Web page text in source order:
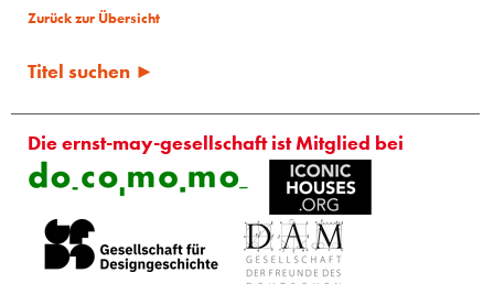
Zurück zur Übersicht
Titel suchen ►
Die ernst-may-gesellschaft ist Mitglied bei